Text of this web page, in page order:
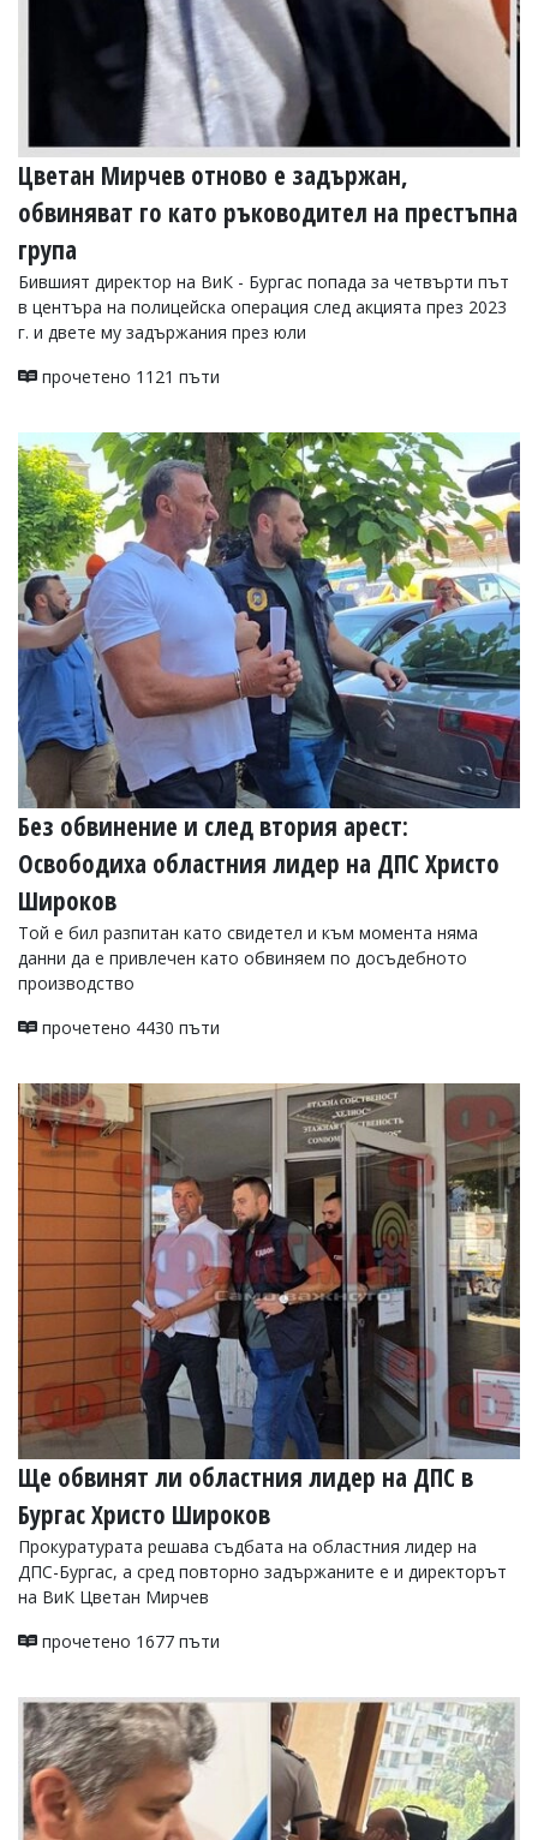
читателите
редакцията
не
носи
отговорност
за
тях!
Ако
обиден
коментар,
моля
сигнализирайте
ни!
Цветан Мирчев отново е задържан,
обвиняват го като ръководител на престъпна
група
Бившият директор на ВиК - Бургас попада за четвърти път
в центъра на полицейска операция след акцията през 2023
г. и двете му задържания през юли
прочетено 1121 пъти
Без обвинение и след втория арест:
Освободиха областния лидер на ДПС Христо
Широков
Той е бил разпитан като свидетел и към момента няма
данни да е привлечен като обвиняем по досъдебното
производство
прочетено 4430 пъти
Ще обвинят ли областния лидер на ДПС в
Бургас Христо Широков
Прокуратурата решава съдбата на областния лидер на
ДПС-Бургас, а сред повторно задържаните е и директорът
на ВиК Цветан Мирчев
прочетено 1677 пъти